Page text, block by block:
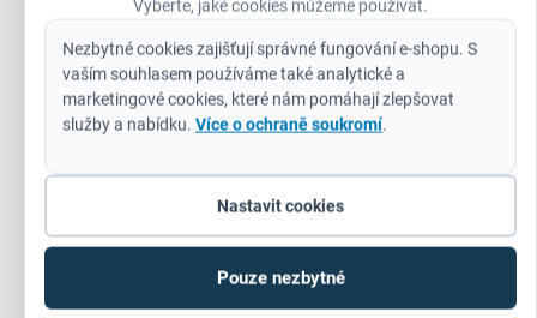
Vyberte, jaké cookies můžeme používat.
Nezbytné cookies zajišťují správné fungování e-shopu. S
vaším souhlasem používáme také analytické a
marketingové cookies, které nám pomáhají zlepšovat
služby a nabídku. Více o ochraně soukromí.
Nastavit cookies
Pouze nezbytné
Ergonomicky zaoblený design rukojeti pro pohodlné nošení
v ruce i méně tlakových bodů na dlani.
Tenký design hlavy pro dosažení stísněných prostor.
Paralelní čelisti nekloužou a nezpůsobují poškození
mm pro zvýšení kapacity čelisti ve stísněných podmínkách.